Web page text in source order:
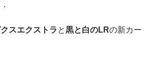
スエクストラ と黒と白のLRの新カー